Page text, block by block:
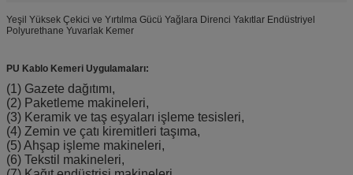
Yeşil Yüksek Çekici ve Yırtılma Gücü Yağlara Direnci Yakıtlar Endüstriyel
Polyurethane Yuvarlak Kemer
PU Kablo Kemeri Uygulamaları:
(1) Gazete dağıtımı,
(2) Paketleme makineleri,
(3) Keramik ve taş eşyaları işleme tesisleri,
(4) Zemin ve çatı kiremitleri taşıma,
(5) Ahşap işleme makineleri,
(6) Tekstil makineleri,